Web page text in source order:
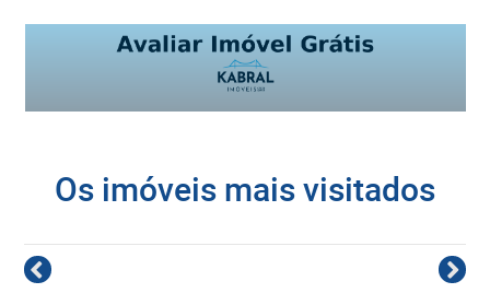
Os imóveis mais visitados